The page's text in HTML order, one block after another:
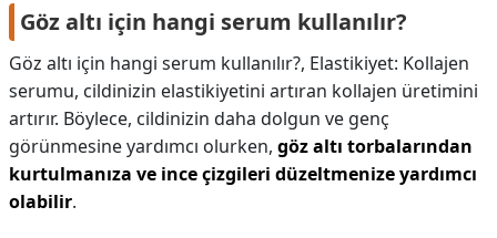
Göz altı için hangi serum kullanılır?
Göz altı için hangi serum kullanılır?, Elastikiyet: Kollajen
serumu, cildinizin elastikiyetini artıran kollajen üretimini
artırır. Böylece, cildinizin daha dolgun ve genç
görünmesine yardımcı olurken, göz altı torbalarından
kurtulmanıza ve ince çizgileri düzeltmenize yardımcı
olabilir.